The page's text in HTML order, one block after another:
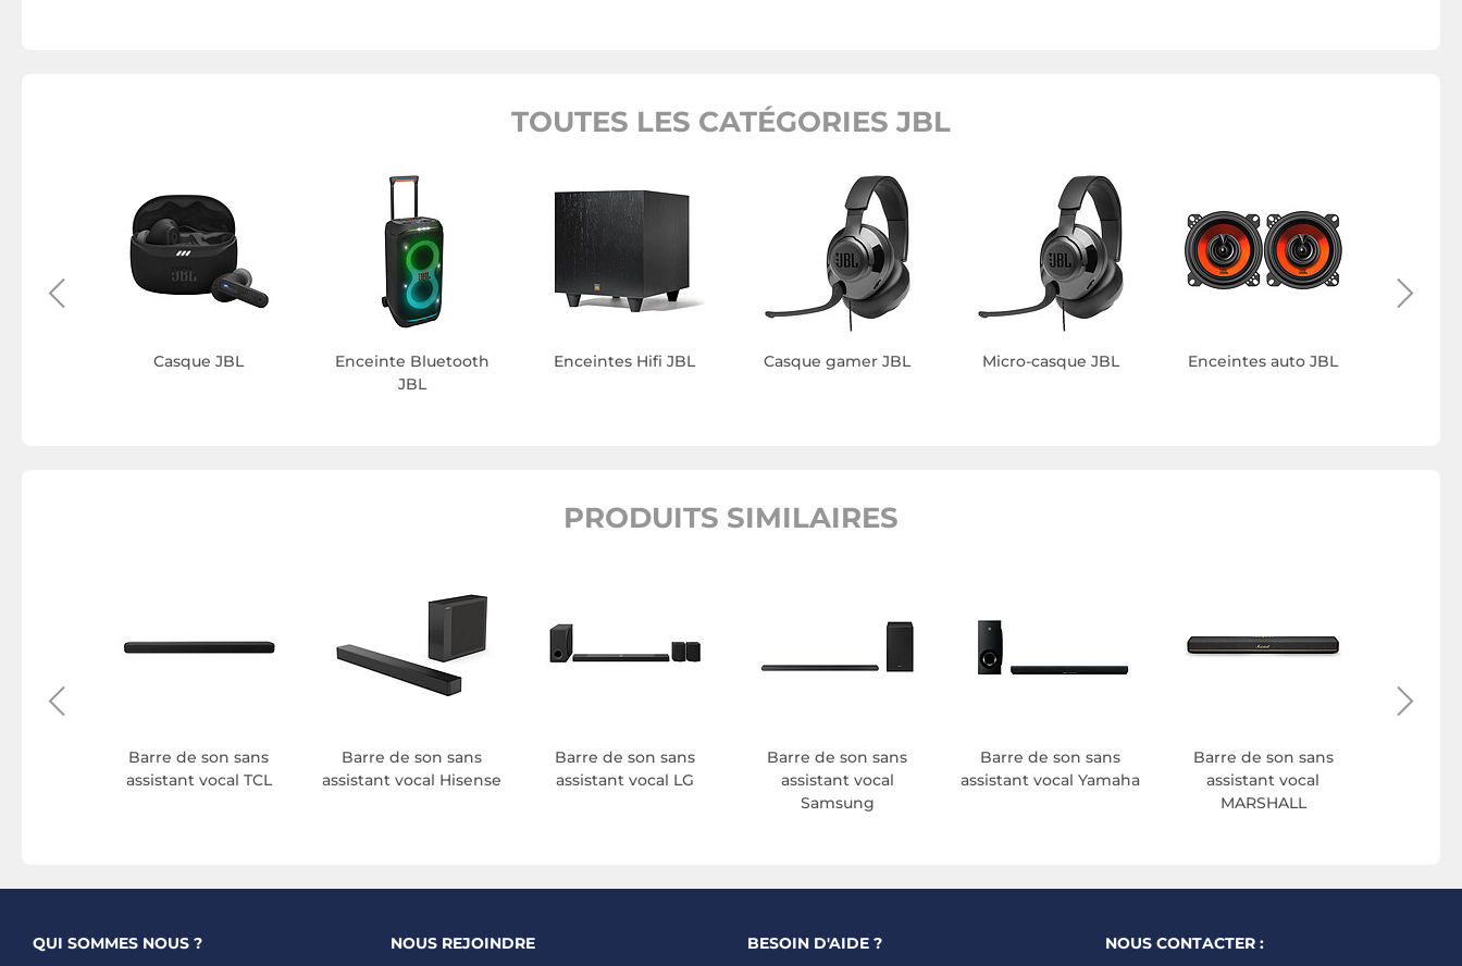
TOUTES LES CATÉGORIES JBL
Casque JBL
Enceinte Bluetooth
JBL
Enceintes Hifi JBL Casque gamer JBL Micro-casque JBL Enceintes auto JBL
PRODUITS SIMILAIRES
Barre de son sans
assistant vocal TCL
Barre de son sans
assistant vocal Hisense
Barre de son sans
assistant vocal LG
Barre de son sans
assistant vocal
Samsung
Barre de son sans
assistant vocal Yamaha
Barre de son sans
assistant vocal
MARSHALL
QUI SOMMES NOUS ? NOUS REJOINDRE BESOIN D'AIDE ? NOUS CONTACTER :